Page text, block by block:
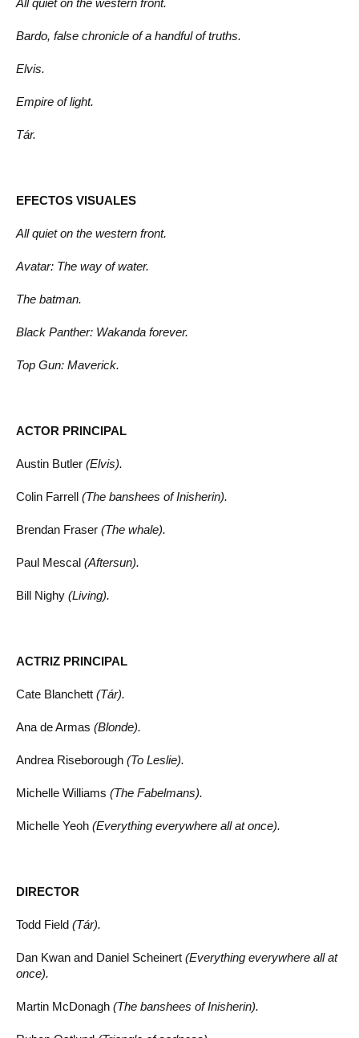
All quiet on the western front.
Bardo, false chronicle of a handful of truths.
Elvis.
Empire of light.
Tár.
EFECTOS VISUALES
All quiet on the western front.
Avatar: The way of water.
The batman.
Black Panther: Wakanda forever.
Top Gun: Maverick.
ACTOR PRINCIPAL
Austin Butler (Elvis).
Colin Farrell (The banshees of Inisherin).
Brendan Fraser (The whale).
Paul Mescal (Aftersun).
Bill Nighy (Living).
ACTRIZ PRINCIPAL
Cate Blanchett (Tár).
Ana de Armas (Blonde).
Andrea Riseborough (To Leslie).
Michelle Williams (The Fabelmans).
Michelle Yeoh (Everything everywhere all at once).
DIRECTOR
Todd Field (Tár).
Dan Kwan and Daniel Scheinert (Everything everywhere all at
once).
Martin McDonagh (The banshees of Inisherin).